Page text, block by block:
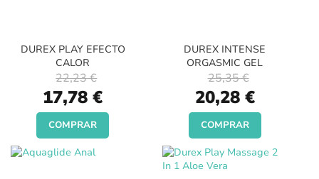
DUREX PLAY EFECTO
CALOR
Special
Price
17,78 €
22,23 €
COMPRAR
DUREX INTENSE
ORGASMIC GEL
Special
Price
20,28 €
25,35 €
COMPRAR